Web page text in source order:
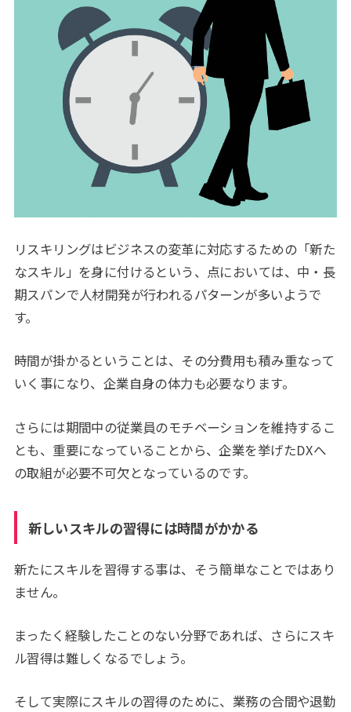
リスキリングはビジネスの変革に対応するための「新た
なスキル」を身に付けるという、点においては、中・長
期スパンで人材開発が行われるパターンが多いようで
す。
時間が掛かるということは、その分費用も積み重なって
いく事になり、企業自身の体力も必要なります。
さらには期間中の従業員のモチベーションを維持するこ
とも、重要になっていることから、企業を挙げたDXへ
の取組が必要不可欠となっているのです。
新しいスキルの習得には時間がかかる
新たにスキルを習得する事は、そう簡単なことではあり
ません。
まったく経験したことのない分野であれば、さらにスキ
ル習得は難しくなるでしょう。
そして実際にスキルの習得のために、業務の合間や退勤